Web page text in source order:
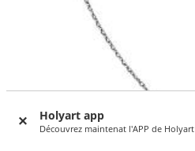
Holyart app
Découvrez maintenat l'APP de Holyart